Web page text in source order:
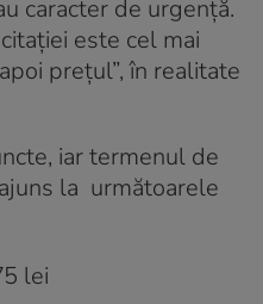
caracter de urgenţă.
este cel mai
preţul”, în realitate
iar termenul de
la următoarele
lei